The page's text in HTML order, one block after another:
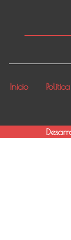
Inicio Política